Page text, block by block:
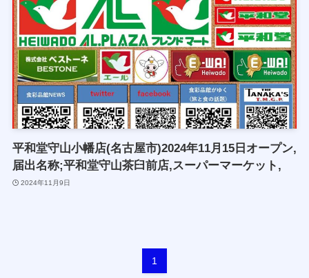
平和堂守山小幡店(名古屋市)2024年11月15日オープン,
届出名称;平和堂守山茶臼前店,スーパーマーケット,
2024年11月9日
1